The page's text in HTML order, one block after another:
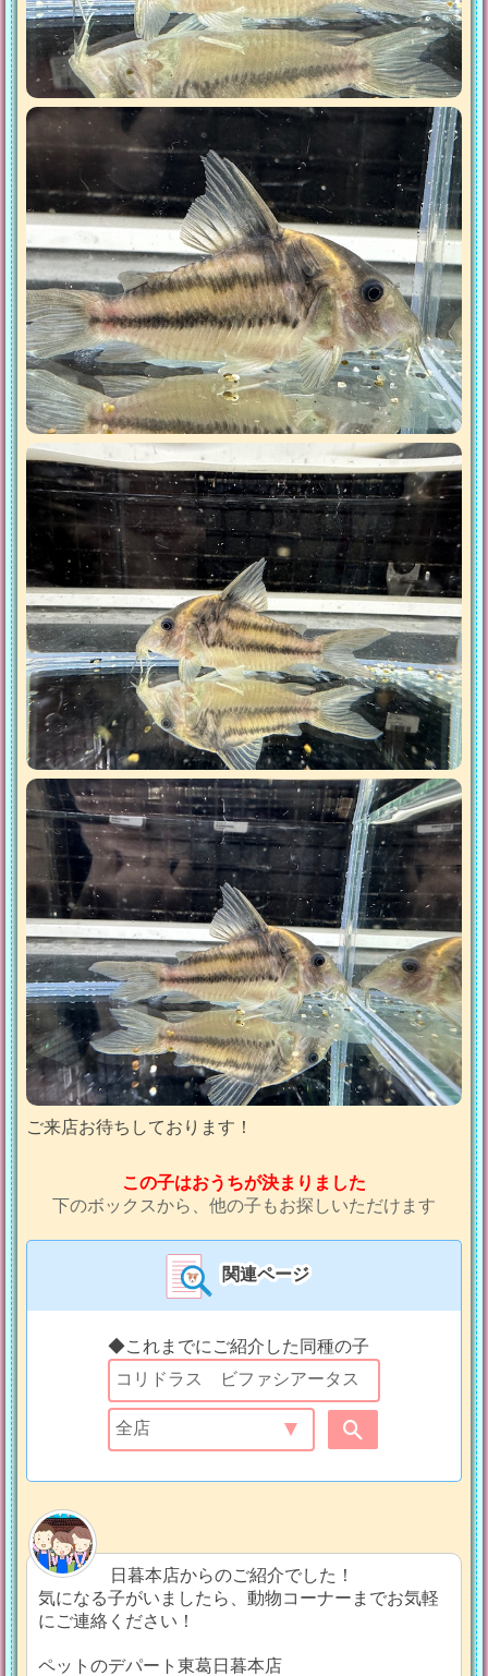
ご来店お待ちしております！
この子はおうちが決まりました
下のボックスから、他の子もお探しいただけます
関連ページ
◆これまでにご紹介した同種の子
日暮本店からのご紹介でした！
気になる子がいましたら、動物コーナーまでお気軽
にご連絡ください！
ペットのデパート東葛日暮本店